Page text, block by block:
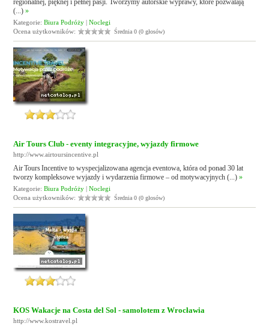
(...)»
Kategorie:Biura Podróży |Noclegi
Ocena użytkowników:
Średnia 0 (0 głosów)
Air Tours Club - eventy integracyjne, wyjazdy firmowe
http://www.airtoursincentive.pl
Air Tours Incentive to wyspecjalizowana agencja eventowa, która od ponad 30 lat
tworzy kompleksowe wyjazdy i wydarzenia firmowe – od motywacyjnych (...)»
Kategorie:Biura Podróży |Noclegi
Ocena użytkowników:
Średnia 0 (0 głosów)
KOS Wakacje na Costa del Sol - samolotem z Wrocławia
http://www.kostravel.pl